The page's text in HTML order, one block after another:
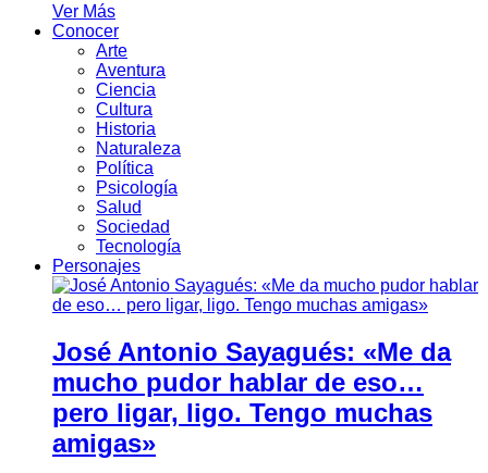
Ver Más
Conocer
Arte
Aventura
Ciencia
Cultura
Historia
Naturaleza
Política
Psicología
Salud
Sociedad
Tecnología
Personajes
José Antonio Sayagués: «Me da
mucho pudor hablar de eso…
pero ligar, ligo. Tengo muchas
amigas»